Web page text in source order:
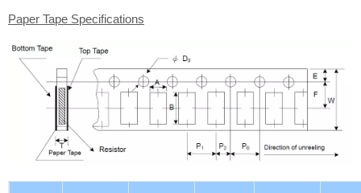
Paper Tape Specifications